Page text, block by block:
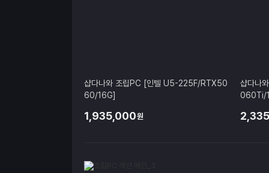
샵다나와 조립PC [인텔 U5-225F/RTX50
60/16G]
1,935,000원
샵다나
060Ti/